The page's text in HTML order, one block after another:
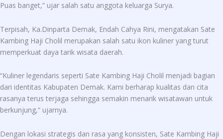
Puas banget,” ujar salah satu anggota keluarga Surya.
Terpisah, Ka.Dinparta Demak, Endah Cahya Rini, mengatakan Sate
Kambing Haji Cholil merupakan salah satu ikon kuliner yang turut
memperkuat daya tarik wisata daerah.
“Kuliner legendaris seperti Sate Kambing Haji Cholil menjadi bagian
dari identitas Kabupaten Demak. Kami berharap kualitas dan cita
rasanya terus terjaga sehingga semakin menarik wisatawan untuk
berkunjung,” ujarnya.
Dengan lokasi strategis dan rasa yang konsisten, Sate Kambing Haji